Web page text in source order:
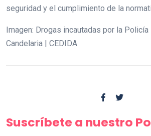
seguridad y el cumplimiento de la
Imagen: Drogas incautadas por la Policía
Candelaria | CEDIDA
Suscríbete a nuestro